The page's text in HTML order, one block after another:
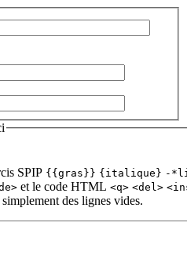
SPIP {{gras}} {italique} -
et le code HTML <q> <del>
des lignes vides.